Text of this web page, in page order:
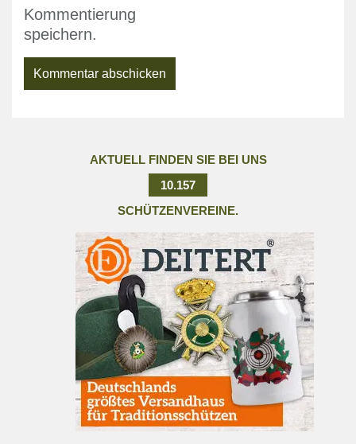
Kommentierung
speichern.
AKTUELL FINDEN SIE BEI UNS
10.157
SCHÜTZENVEREINE.